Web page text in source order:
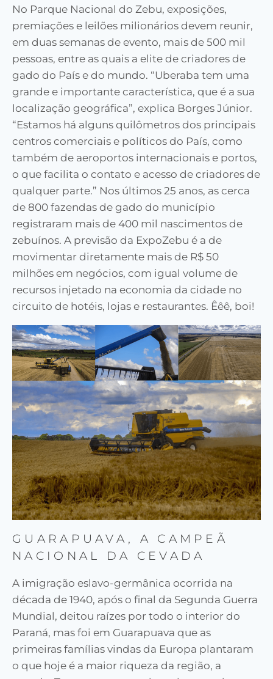
No Parque Nacional do Zebu, exposições,
premiações e leilões milionários devem reunir,
em duas semanas de evento, mais de 500 mil
pessoas, entre as quais a elite de criadores de
gado do País e do mundo. “Uberaba tem uma
grande e importante característica, que é a sua
localização geográfica”, explica Borges Júnior.
“Estamos há alguns quilômetros dos principais
centros comerciais e políticos do País, como
também de aeroportos internacionais e portos,
o que facilita o contato e acesso de criadores de
qualquer parte.” Nos últimos 25 anos, as cerca
de 800 fazendas de gado do município
registraram mais de 400 mil nascimentos de
zebuínos. A previsão da ExpoZebu é a de
movimentar diretamente mais de R$ 50
milhões em negócios, com igual volume de
recursos injetado na economia da cidade no
circuito de hotéis, lojas e restaurantes. Êêê, boi!
GUARAPUAVA, A CAMPEÃ
NACIONAL DA CEVADA
A imigração eslavo-germânica ocorrida na
década de 1940, após o final da Segunda Guerra
Mundial, deitou raízes por todo o interior do
Paraná, mas foi em Guarapuava que as
primeiras famílias vindas da Europa plantaram
o que hoje é a maior riqueza da região, a